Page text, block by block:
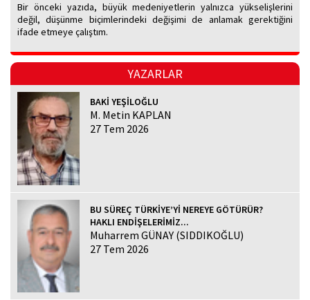
Bir önceki yazıda, büyük medeniyetlerin yalnızca yükselişlerini
değil, düşünme biçimlerindeki değişimi de anlamak gerektiğini
ifade etmeye çalıştım.
YAZARLAR
BAKİ YEŞİLOĞLU
M. Metin KAPLAN
27 Tem 2026
BU SÜREÇ TÜRKİYE’Yİ NEREYE GÖTÜRÜR?
HAKLI ENDİŞELERİMİZ...
Muharrem GÜNAY (SIDDIKOĞLU)
27 Tem 2026